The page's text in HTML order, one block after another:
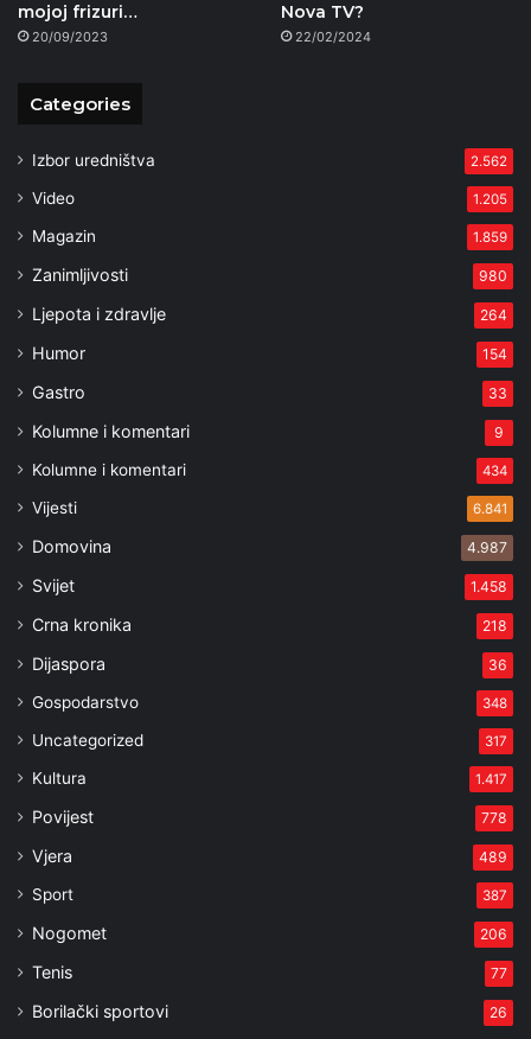
mojoj frizuri…
20/09/2023
Nova TV?
22/02/2024
Categories
Izbor uredništva 2.562
Video 1.205
Magazin 1.859
Zanimljivosti 980
Ljepota i zdravlje 264
Humor 154
Gastro 33
Kolumne i komentari 9
Kolumne i komentari 434
Vijesti 6.841
Domovina 4.987
Svijet 1.458
Crna kronika 218
Dijaspora 36
Gospodarstvo 348
Uncategorized 317
Kultura 1.417
Povijest 778
Vjera 489
Sport 387
Nogomet 206
Tenis 77
Borilački sportovi 26